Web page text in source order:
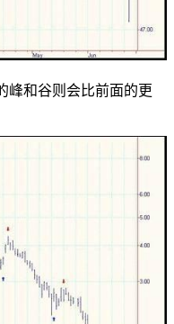
和谷则会比前面的更